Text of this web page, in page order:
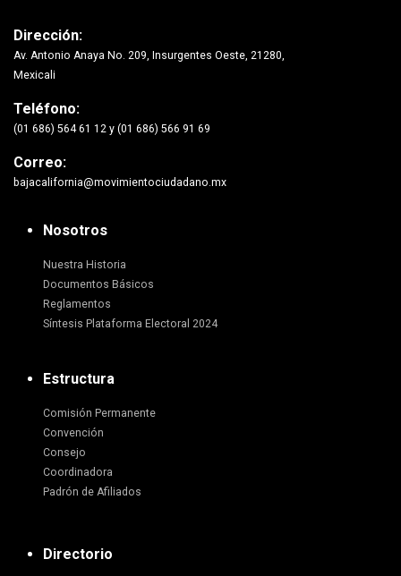
Dirección:
Av. Antonio Anaya No. 209, Insurgentes Oeste, 21280,
Mexicali
Teléfono:
(01 686) 564 61 12 y (01 686) 566 91 69
Correo:
bajacalifornia@movimientociudadano.mx
Nosotros
Nuestra Historia
Documentos Básicos
Reglamentos
Síntesis Plataforma Electoral 2024
Estructura
Comisión Permanente
Convención
Consejo
Coordinadora
Padrón de Afiliados
Directorio